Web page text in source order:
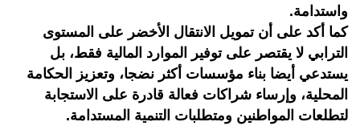
واستدامة.
كما أكد على أن تمويل الانتقال الأخضر على المستوى
الترابي لا يقتصر على توفير الموارد المالية فقط، بل
يستدعي أيضا بناء مؤسسات أكثر نضجا، وتعزيز الحكامة
المحلية، وإرساء شراكات فعالة قادرة على الاستجابة
لتطلعات المواطنين ومتطلبات التنمية المستدامة.